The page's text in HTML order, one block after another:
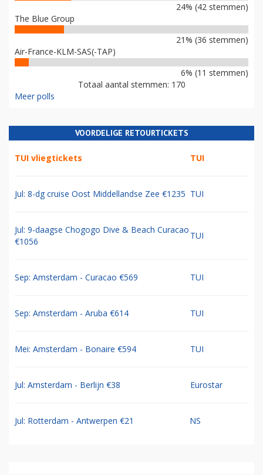
24% (42 stemmen)
The Blue Group
21% (36 stemmen)
Air-France-KLM-SAS(-TAP)
6% (11 stemmen)
Totaal aantal stemmen: 170
Meer polls
VOORDELIGE RETOURTICKETS
TUI vliegtickets TUI
Jul: 8-dg cruise Oost Middellandse Zee €1235 TUI
Jul: 9-daagse Chogogo Dive & Beach Curacao
€1056
TUI
Sep: Amsterdam - Curacao €569 TUI
Sep: Amsterdam - Aruba €614 TUI
Mei: Amsterdam - Bonaire €594 TUI
Jul: Amsterdam - Berlijn €38 Eurostar
Jul: Rotterdam - Antwerpen €21 NS